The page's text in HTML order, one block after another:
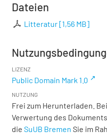
Dateien
Litteratur[1,56 MB]
LIZENZ
Public Domain Mark 1.0
NUTZUNG
Frei zum Herunterladen.
Verwertung des
die SuUB Bremen Sie im